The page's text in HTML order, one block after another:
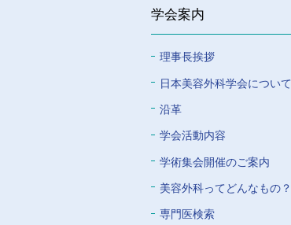
学会案内
理事長挨拶
⽇本美容外科学会について
沿革
学会活動内容
学術集会開催のご案内
美容外科ってどんなもの？
専門医検索